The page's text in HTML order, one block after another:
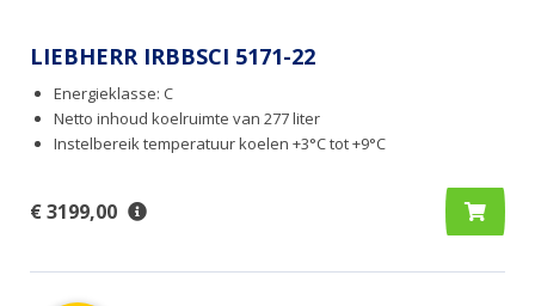
LIEBHERR IRBBSCI 5171-22
Energieklasse: C
Netto inhoud koelruimte van 277 liter
Instelbereik temperatuur koelen +3°C tot +9°C
€ 3199,00